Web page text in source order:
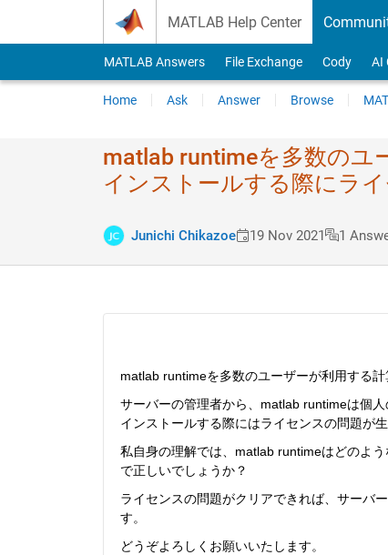
MATLAB Help Center
MATLAB Answers File Exchange Cody AI
Home Ask Answer Browse
matlab runtimeを多数​のユ
インストールす​る際にラ
Junichi Chikazoe 19 Nov 2021 1
matlab runtimeを多数のユーザーが利用する
サーバーの管理者から、matlab runtimeは個
インストールする際にはライセンスの問題が
私自身の理解では、matlab runtimeはどのよ
で正しいでしょうか？
ライセンスの問題がクリアできれば、サーバ
す。
どうぞよろしくお願いいたします。